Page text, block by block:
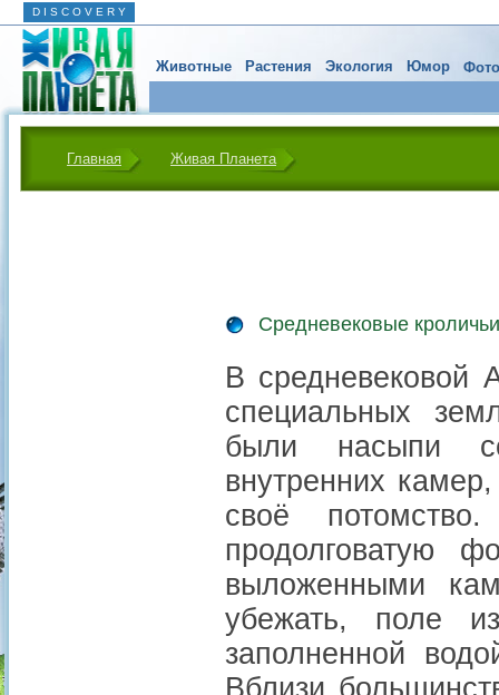
D I S C O V E R Y
Животные Растения Экология Юмор
Главная Живая Планета
Средневековые
В средневековой
специальных
были насыпи
внутренних
своё
продолговатую
выложенными
убежать, поле
заполненной
Вблизи